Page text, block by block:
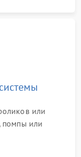
или
помпы или
очистка
от